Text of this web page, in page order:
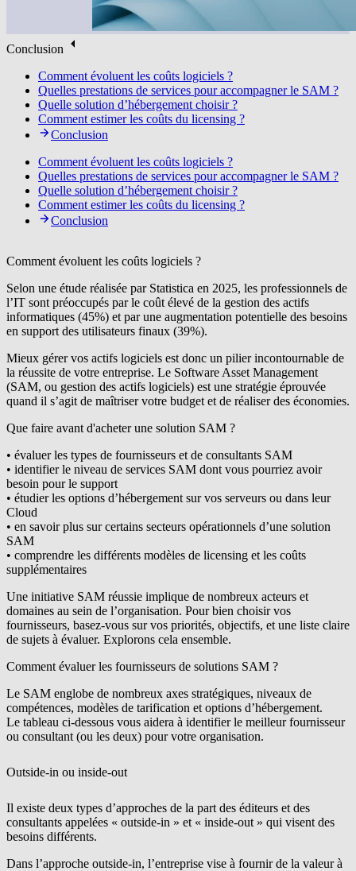
Conclusion
Comment évoluent les coûts logiciels ?
Quelles prestations de services pour accompagner le SAM ?
Quelle solution d’hébergement choisir ?
Comment estimer les coûts du licensing ?
Conclusion
Comment évoluent les coûts logiciels ?
Quelles prestations de services pour accompagner le SAM ?
Quelle solution d’hébergement choisir ?
Comment estimer les coûts du licensing ?
Conclusion
Comment évoluent les coûts logiciels ?
Selon une étude réalisée par Statistica en 2025, les professionnels de
l’IT sont préoccupés par le coût élevé de la gestion des actifs
informatiques (45%) et par une augmentation potentielle des besoins
en support des utilisateurs finaux (39%).
Mieux gérer vos actifs logiciels est donc un pilier incontournable de
la réussite de votre entreprise. Le Software Asset Management
(SAM, ou gestion des actifs logiciels) est une stratégie éprouvée
quand il s’agit de maîtriser votre budget et de réaliser des économies.
Que faire avant d'acheter une solution SAM ?
• évaluer les types de fournisseurs et de consultants SAM
• identifier le niveau de services SAM dont vous pourriez avoir
besoin pour le support
• étudier les options d’hébergement sur vos serveurs ou dans leur
Cloud
• en savoir plus sur certains secteurs opérationnels d’une solution
SAM
• comprendre les différents modèles de licensing et les coûts
supplémentaires
Une initiative SAM réussie implique de nombreux acteurs et
domaines au sein de l’organisation. Pour bien choisir vos
fournisseurs, basez-vous sur vos priorités, objectifs, et une liste claire
de sujets à évaluer. Explorons cela ensemble.
Comment évaluer les fournisseurs de solutions SAM ?
Le SAM englobe de nombreux axes stratégiques, niveaux de
compétences, modèles de tarification et options d’hébergement.
Le tableau ci-dessous vous aidera à identifier le meilleur fournisseur
ou consultant (ou les deux) pour votre organisation.
Outside-in ou inside-out
Il existe deux types d’approches de la part des éditeurs et des
consultants appelées « outside-in » et « inside-out » qui visent des
besoins différents.
Dans l’approche outside-in, l’entreprise vise à fournir de la valeur à